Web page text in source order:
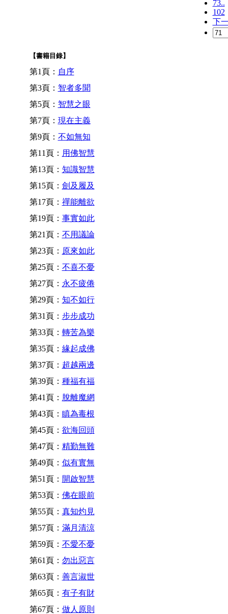
73..
102
下
【書籍目錄】
第1頁： 自序
第3頁： 智者多聞
第5頁： 智慧之眼
第7頁： 現在主義
第9頁： 不如無知
第11頁： 用佛智慧
第13頁： 知識智慧
第15頁： 劍及履及
第17頁： 禪能離欲
第19頁： 事實如此
第21頁： 不用議論
第23頁： 原來如此
第25頁： 不喜不憂
第27頁： 永不疲倦
第29頁： 知不如行
第31頁： 步步成功
第33頁： 轉苦為樂
第35頁： 緣起成佛
第37頁： 超越兩邊
第39頁： 種福有福
第41頁： 脫離魔網
第43頁： 瞋為毒根
第45頁： 欲海回頭
第47頁： 精勤無難
第49頁： 似有實無
第51頁： 開啟智慧
第53頁： 佛在眼前
第55頁： 真知灼見
第57頁： 滿月清涼
第59頁： 不愛不憂
第61頁： 勿出惡言
第63頁： 善言淑世
第65頁： 有子有財
第67頁： 做人原則